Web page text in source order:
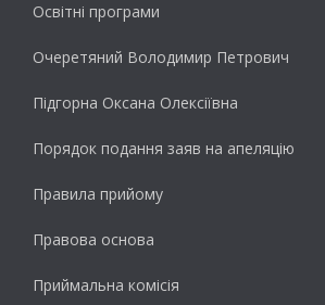
Освітні програми
Очеретяний Володимир Петрович
Підгорна Оксана Олексіївна
Порядок подання заяв на апеляцію
Правила прийому
Правова основа
Приймальна комісія